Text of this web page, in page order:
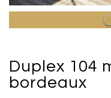
duplex 104 m² - 4 pièces -
bordeaux